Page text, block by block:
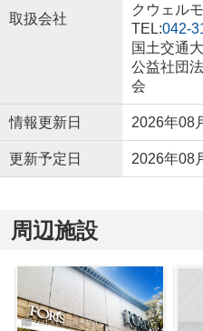
取扱会社
クウェル
TEL:042-
国土交通
公益社団
会
情報更新日 2026年08
更新予定日 2026年08
周辺施設